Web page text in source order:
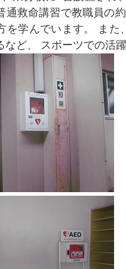
通救命講習で教職員の
を学んでいます。 また
など、 スポーツでの活